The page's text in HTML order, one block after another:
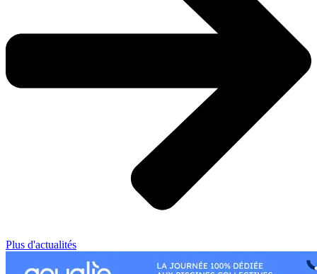
Plus d'actualités